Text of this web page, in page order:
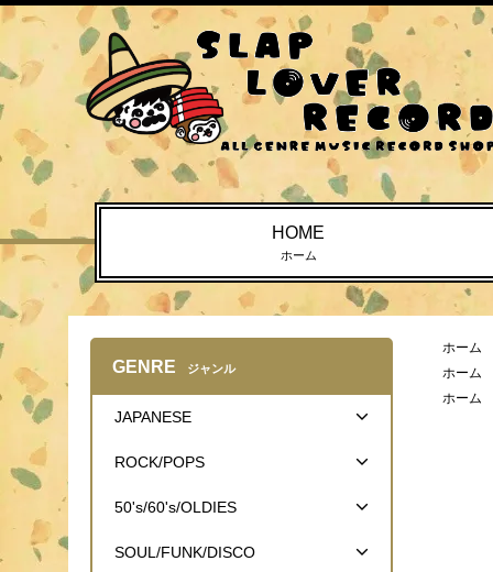
HOME
ホーム
ホーム
ホーム
ホーム
GENRE ジャンル
JAPANESE
ROCK/POPS
50's/60's/OLDIES
SOUL/FUNK/DISCO